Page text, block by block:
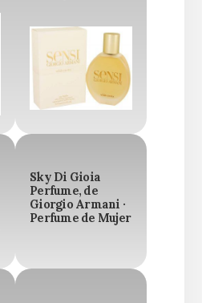
Sky Di Gioia
Perfume, de
Giorgio Armani ·
Perfume de Mujer